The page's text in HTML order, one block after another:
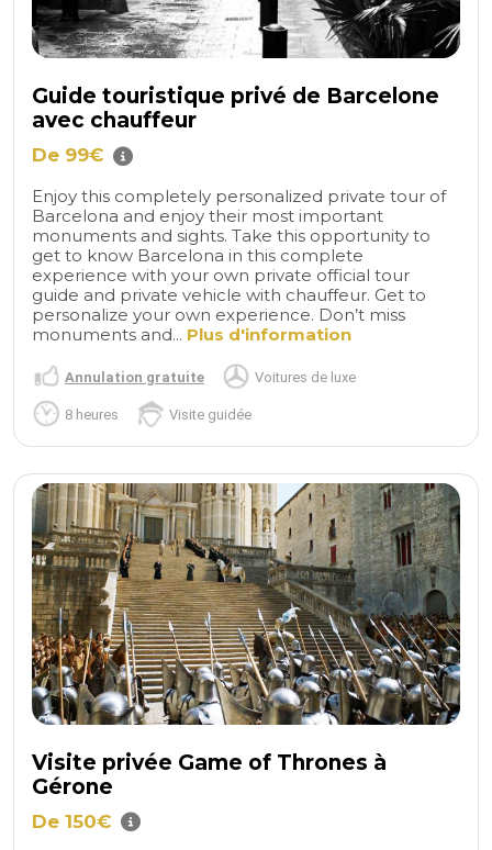
Guide touristique privé de Barcelone
avec chauffeur
De 99€
Enjoy this completely personalized private tour of
Barcelona and enjoy their most important
monuments and sights. Take this opportunity to
get to know Barcelona in this complete
experience with your own private official tour
guide and private vehicle with chauffeur. Get to
personalize your own experience. Don’t miss
monuments and... Plus d'information
Annulation gratuite Voitures de luxe
8 heures Visite guidée
Visite privée Game of Thrones à
Gérone
De 150€